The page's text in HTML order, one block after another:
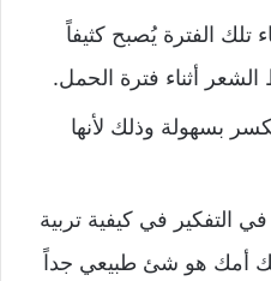
تلك الفترة يُصبح كثيفاً
أثناء فترة الحمل.
بسهولة وذلك لأنها
في التفكير في كيفية تربية
أمك هو شئ طبيعي جداً